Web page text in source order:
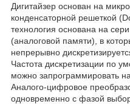
Дигитайзер основан на
конденсаторной решеткой
технология основана на
(аналоговой памяти), в
непрерывно
Частота дискретизации по
можно запрограммировать
Аналого-цифровое
одновременно с фазой